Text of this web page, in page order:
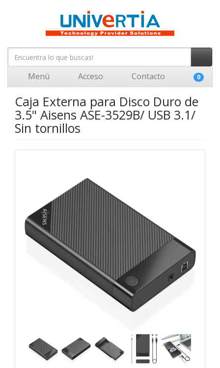
Menú Acceso Contacto 0
Caja Externa para Disco Duro de
3.5" Aisens ASE-3529B/ USB 3.1/
Sin tornillos